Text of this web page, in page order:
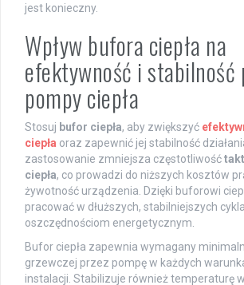
jest konieczny.
Wpływ bufora ciepła na
efektywność i stabilność
pompy ciepła
Stosuj bufor ciepła, aby zwiększyć
ciepła oraz zapewnić jej stabilność
zastosowanie zmniejsza częstotliwość
ciepła, co prowadzi do niższych kosztów
żywotność urządzenia. Dzięki buforowi
pracować w dłuższych, stabilniejszych
oszczędnościom energetycznym.
Bufor ciepła zapewnia wymagany
grzewczej przez pompę w każdych
instalacji. Stabilizuje również temperaturę